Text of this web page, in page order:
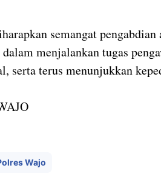
semangat pengabdian
menjalankan tugas
serta terus menunjukkan
Wajo